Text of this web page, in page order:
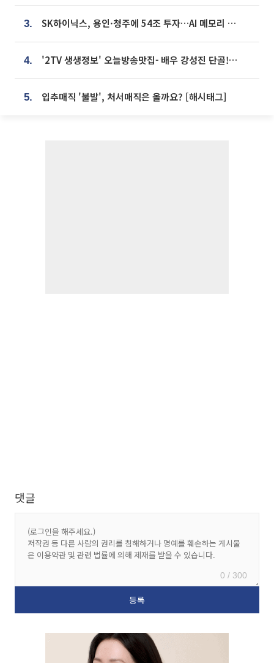
3. SK하이닉스, 용인·청주에 54조 투자…AI 메모리 생산기지 키운다
4. '2TV 생생정보' 오늘방송맛집- 배우 강성진 단골! 쌀국수ㆍ푸팟퐁 커리 맛집 '블○○○'
5. 입추매직 '불발', 처서매직은 올까요? [해시태그]
댓글
0 / 300